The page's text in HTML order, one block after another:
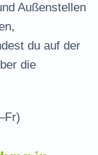
Stelle
Außenstellen
du auf der
die